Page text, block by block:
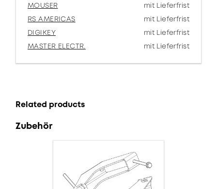
MOUSER
mit Lieferfrist
RS AMERICAS
mit Lieferfrist
DIGIKEY
mit Lieferfrist
MASTER ELECTR.
mit Lieferfrist
Related products
Zubehör